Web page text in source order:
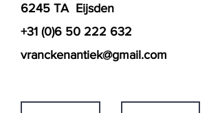
6245 TA Eijsden
+31 (0)6 50 222 632
vranckenantiek@gmail.com